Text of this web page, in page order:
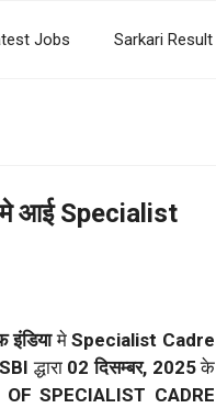
Jobs Sarkari Result
आई Specialist
मेSpecialist Cadre
SBI द्धारा 02 दिसम्बर, 2025के
OF SPECIALIST CADRE